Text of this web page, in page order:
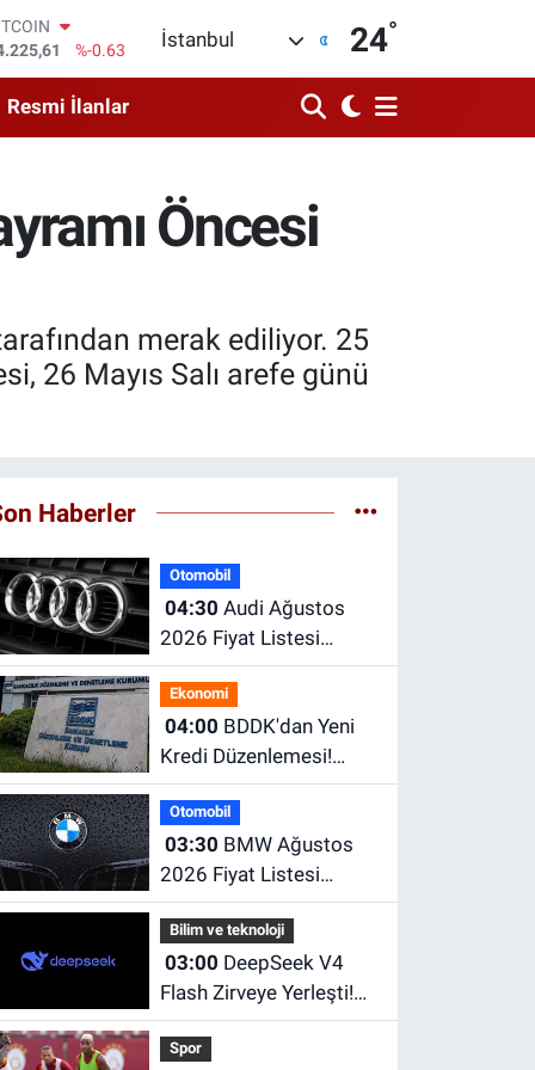
%0
%-0.08
%70
İstanbul 24°
Resmi İlanlar
Öncesi
merak ediliyor. 25
26 Mayıs Salı arefe günü
Haberler
Otomobil
04:30
2026 Fiyat Listesi
Açıklandı! İşte A3, A5,
A6, Q Serisi ve e-tron
Modellerinin Güncel
Fiyatları
Ekonomi
04:00
Kredi Düzenlemesi!
Limitler Düşürüldü,
Uyum İçin Tarih Verildi
Otomobil
03:30
2026 Fiyat Listesi
Açıklandı! İşte Güncel
Fiyatlar
Bilim ve teknoloji
03:00
Flash Zirveye Yerleşti!
Dünyanın En Çok Tercih
Edilen Yapay Zekâ
Spor